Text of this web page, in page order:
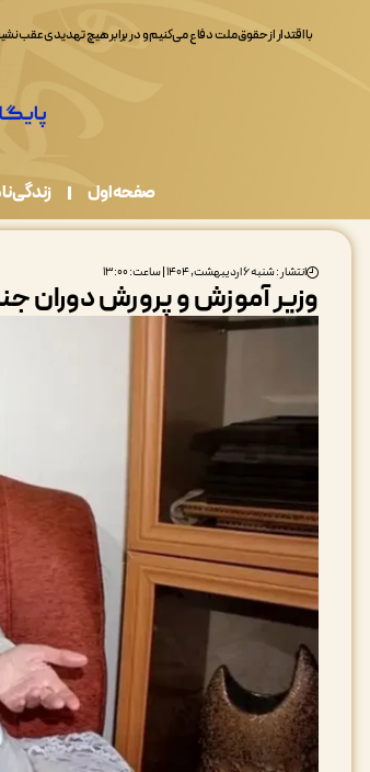
صفحه اول زندگی
انتشار : شنبه ۶ اردیبهشت, ۱۴۰۴ | ساعت: ۱۳:۰۰
وزیر آموزش و پرورش دوران